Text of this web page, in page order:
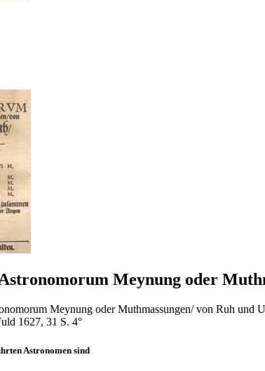
Meynung oder
Meynung oder Muthmassungen/ von Ruh und
1627, 31 S. 4°
Astronomen sind